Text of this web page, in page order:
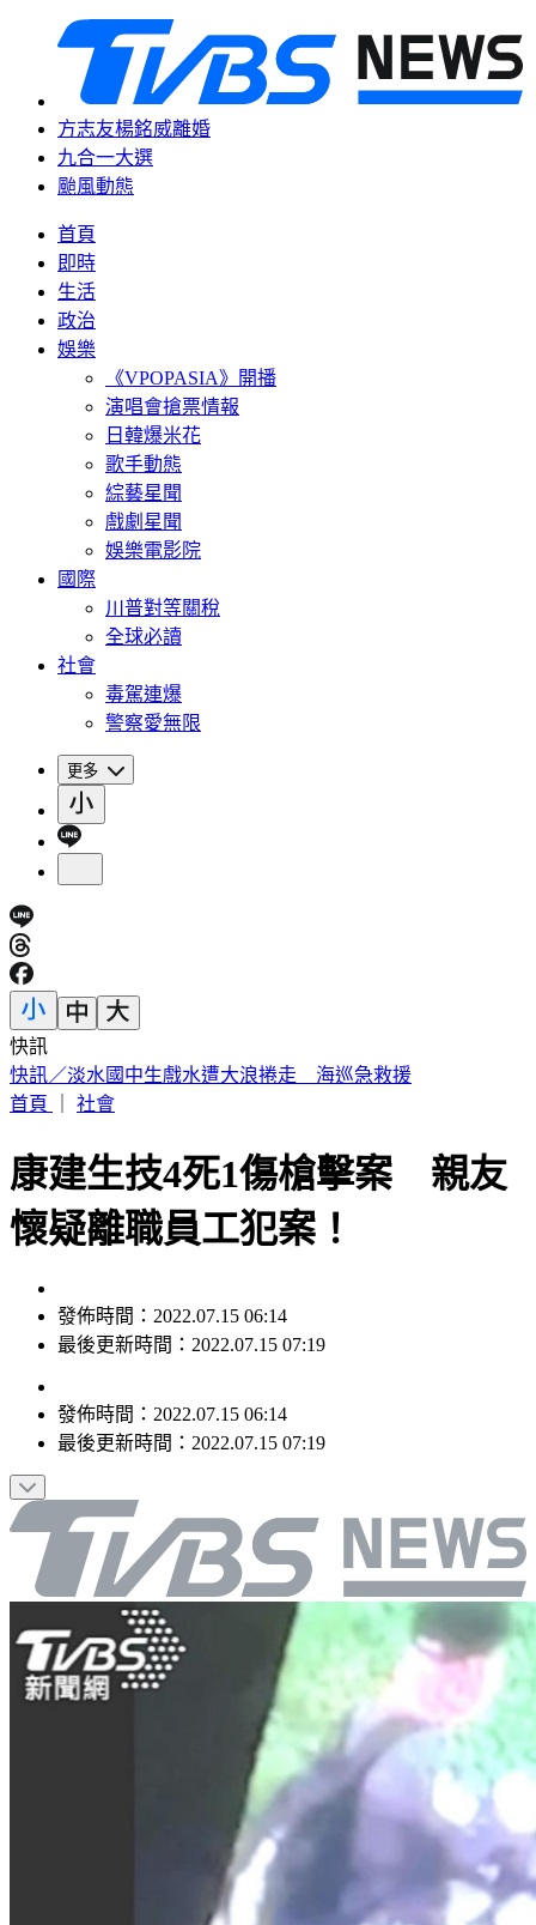
方志友楊銘威離婚
九合一大選
颱風動態
首頁
即時
生活
政治
娛樂
《VPOPASIA》開播
演唱會搶票情報
日韓爆米花
歌手動態
綜藝星聞
戲劇星聞
娛樂電影院
國際
川普對等關稅
全球必讀
社會
毒駕連爆
警察愛無限
更多
快訊
快訊／資深老戲骨驚傳過世！享壽72歲
首頁
社會
康建生技4死1傷槍擊案 親友
懷疑離職員工犯案！
發佈時間：2022.07.15 06:14
最後更新時間：2022.07.15 07:19
發佈時間： 2022.07.15 06:14
最後更新時間： 2022.07.15 07:19